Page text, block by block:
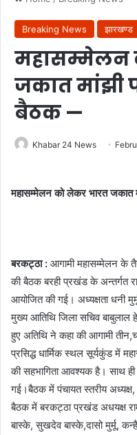
Breaking News झारखण्ड
महासम्मेलन
जकात मांझी
बैठक —
Khabar 24 News
महासम्मेलन को लेकर भारत
बरकट्ठा : आगामी महासम्मेलन के
की बैठक बरही प्रखंड के अन्तर्गत
आयोजित की गई। अध्यक्षता धनी
मुख्य आतिथि जिला सचिव बाबुलाल
हुए अतिथि ने कहा की आगामी
प्रसिद्ध धार्मिक स्थल सूर्यकुंड में
की सहभागिता आवश्यक है। साथ
गई।बैठक में पंचायत स्तरीय अध्यक्ष,
बैठक में बरकट्ठा प्रखंड अधयक्ष
बास्के, सुखदेव बास्के,दासो मुर्मू,